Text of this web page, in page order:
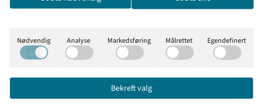
Type: Dørskilt med seksjonsnummer og
bruksenhetsnummer
Størrelse: 150 x 50 mm
Montering: Dobbelsidig tape
Nødvendig Analyse Markedsføring Målrettet Egendefinert
Bekreft valg